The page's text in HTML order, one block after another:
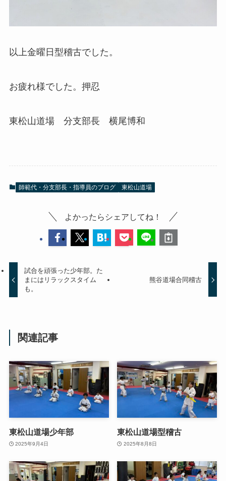
以上金曜日型稽古でした。
お疲れ様でした。押忍
東松山道場 分支部長 横尾博和
師範代・分支部長・指導員のブログ 東松山道場
よかったらシェアしてね！
試合を頑張った少年部。た
まにはリラックスタイム
も。
熊谷道場合同稽古
関連記事
東松山道場少年部
2025年9月4日
東松山道場型稽古
2025年8月8日